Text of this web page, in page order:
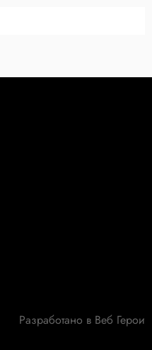
Разработано в Веб Герои